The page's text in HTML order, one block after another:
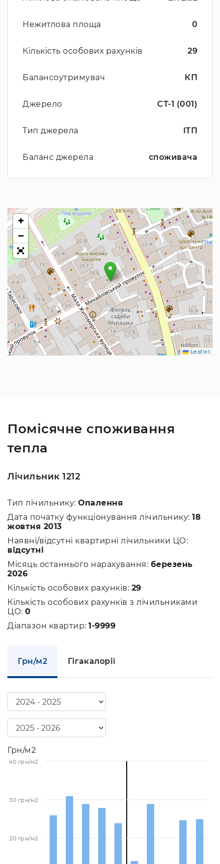
Нежитлова площа 0
Кількість особових рахунків 29
Балансоутримувач КП
Джерело СТ-1 (001)
Тип джерела ІТП
Баланс джерела споживача
+
−
Leaflet
Помісячне споживання
тепла
Лічильник 1212
Тип лічильнику: Опалення
Дата початку функціонування лічильнику: 18
жовтня 2013
Наявні/відсутні квартирні лічильники ЦО:
відсутні
Місяць останнього нарахування: березень
2026
Кількість особових рахунків: 29
Кількість особових рахунків з лічильниками
ЦО: 0
Діапазон квартир: 1-9999
Грн/м2 Гігакалорії
Грн/м2
20 грн/м2
30 грн/м2
40 грн/м2